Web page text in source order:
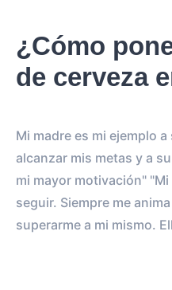
¿Cómo
de cerveza
Mi madre es mi ejemplo
alcanzar mis metas y a
mi mayor motivación"
seguir. Siempre me
superarme a mi mismo.